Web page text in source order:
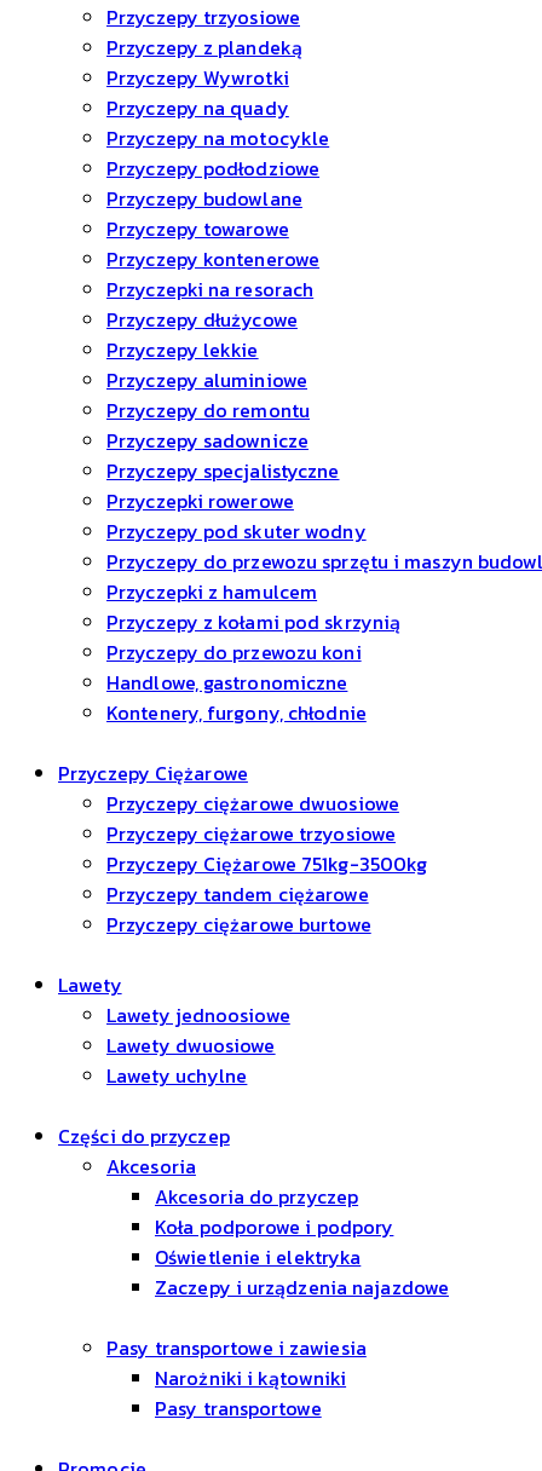
Przyczepy trzyosiowe
Przyczepy z plandeką
Przyczepy Wywrotki
Przyczepy na quady
Przyczepy na motocykle
Przyczepy podłodziowe
Przyczepy budowlane
Przyczepy towarowe
Przyczepy kontenerowe
Przyczepki na resorach
Przyczepy dłużycowe
Przyczepy lekkie
Przyczepy aluminiowe
Przyczepy do remontu
Przyczepy sadownicze
Przyczepy specjalistyczne
Przyczepki rowerowe
Przyczepy pod skuter wodny
Przyczepy do przewozu sprzętu i maszyn
Przyczepki z hamulcem
Przyczepy z kołami pod skrzynią
Przyczepy do przewozu koni
Handlowe, gastronomiczne
Kontenery, furgony, chłodnie
Przyczepy Ciężarowe
Przyczepy ciężarowe dwuosiowe
Przyczepy ciężarowe trzyosiowe
Przyczepy Ciężarowe 751kg-3500kg
Przyczepy tandem ciężarowe
Przyczepy ciężarowe burtowe
Lawety
Lawety jednoosiowe
Lawety dwuosiowe
Lawety uchylne
Części do przyczep
Akcesoria
Akcesoria do przyczep
Koła podporowe i podpory
Oświetlenie i elektryka
Zaczepy i urządzenia najazdowe
Pasy transportowe i zawiesia
Narożniki i kątowniki
Pasy transportowe